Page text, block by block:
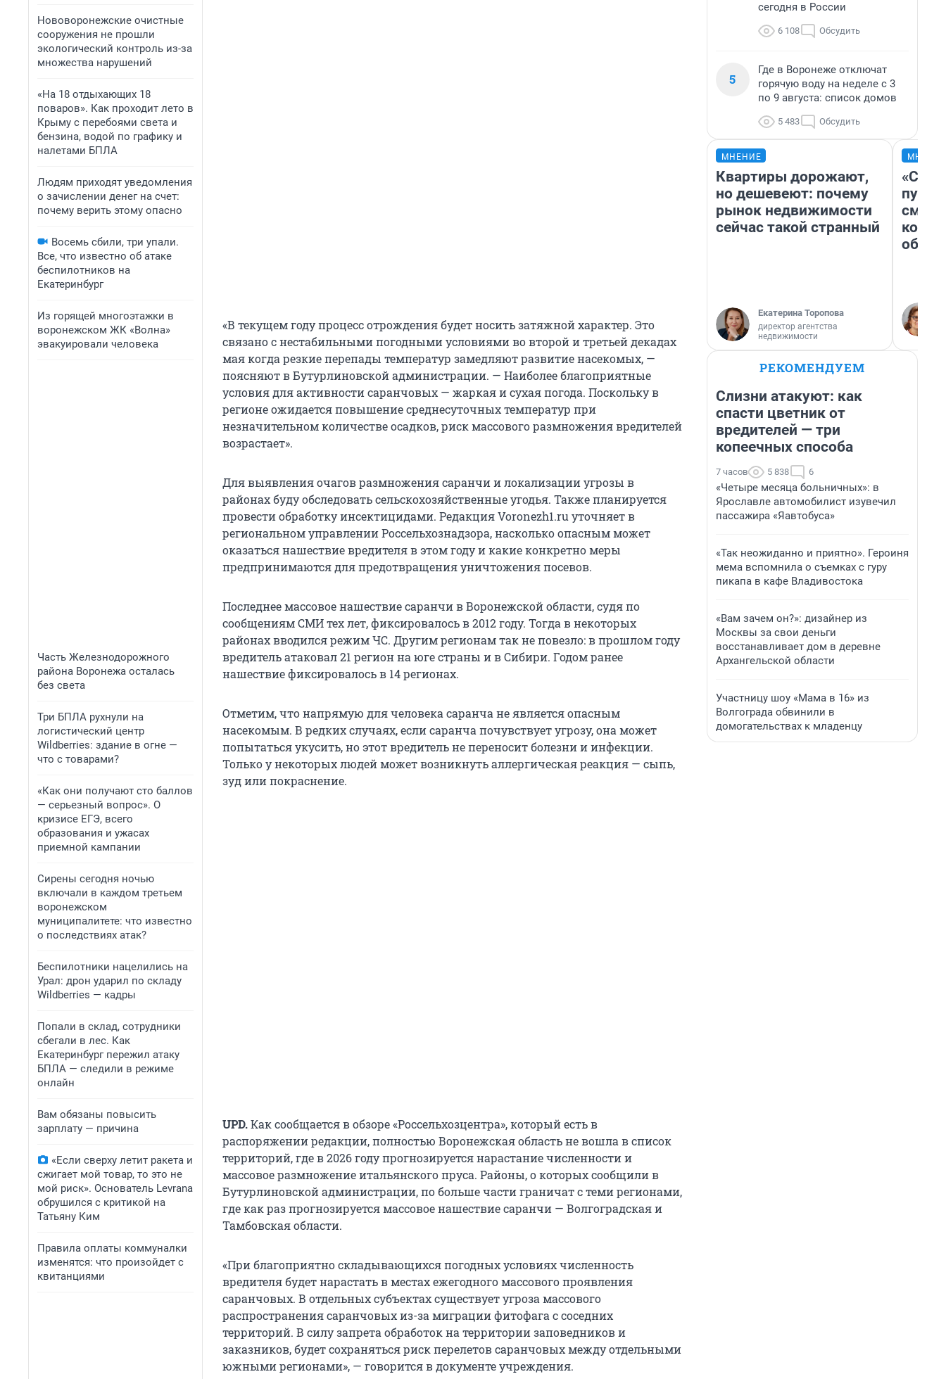
Нововоронежские очистные
сооружения не прошли
экологический контроль из-за
множества нарушений
«На 18 отдыхающих 18
поваров». Как проходит лето в
Крыму с перебоями света и
бензина, водой по графику и
налетами БПЛА
Людям приходят уведомления
о зачислении денег на счет:
почему верить этому опасно
Восемь сбили, три упали.
Все, что известно об атаке
беспилотников на
Екатеринбург
Из горящей многоэтажки в
воронежском ЖК «Волна»
эвакуировали человека
Часть Железнодорожного
района Воронежа осталась
без света
Три БПЛА рухнули на
логистический центр
Wildberries: здание в огне —
что с товарами?
«Как они получают сто баллов
— серьезный вопрос». О
кризисе ЕГЭ, всего
образования и ужасах
приемной кампании
Сирены сегодня ночью
включали в каждом третьем
воронежском
муниципалитете: что известно
о последствиях атак?
Беспилотники нацелились на
Урал: дрон ударил по складу
Wildberries — кадры
Попали в склад, сотрудники
сбегали в лес. Как
Екатеринбург пережил атаку
БПЛА — следили в режиме
онлайн
Вам обязаны повысить
зарплату — причина
«Если сверху летит ракета и
сжигает мой товар, то это не
мой риск». Основатель Levrana
обрушился с критикой на
Татьяну Ким
Правила оплаты коммуналки
изменятся: что произойдет с
квитанциями
«В текущем году процесс отрождения будет носить затяжной характер. Это
связано с нестабильными погодными условиями во второй и третьей декадах
мая когда резкие перепады температур замедляют развитие насекомых, —
поясняют в Бутурлиновской администрации. — Наиболее благоприятные
условия для активности саранчовых — жаркая и сухая погода. Поскольку в
регионе ожидается повышение среднесуточных температур при
незначительном количестве осадков, риск массового размножения вредителей
возрастает».
Для выявления очагов размножения саранчи и локализации угрозы в
районах буду обследовать сельскохозяйственные угодья. Также планируется
провести обработку инсектицидами. Редакция Voronezh1.ru уточняет в
региональном управлении Россельхознадзора, насколько опасным может
оказаться нашествие вредителя в этом году и какие конкретно меры
предпринимаются для предотвращения уничтожения посевов.
Последнее массовое нашествие саранчи в Воронежской области, судя по
сообщениям СМИ тех лет, фиксировалось в 2012 году. Тогда в некоторых
районах вводился режим ЧС. Другим регионам так не повезло: в прошлом году
вредитель атаковал 21 регион на юге страны и в Сибири. Годом ранее
нашествие фиксировалось в 14 регионах.
Отметим, что напрямую для человека саранча не является опасным
насекомым. В редких случаях, если саранча почувствует угрозу, она может
попытаться укусить, но этот вредитель не переносит болезни и инфекции.
Только у некоторых людей может возникнуть аллергическая реакция — сыпь,
зуд или покраснение.
UPD.Как сообщается в обзоре «Россельхозцентра», который есть в
распоряжении редакции, полностью Воронежская область не вошла в список
территорий, где в 2026 году прогнозируется нарастание численности и
массовое размножение итальянского пруса. Районы, о которых сообщили в
Бутурлиновской администрации, по больше части граничат с теми регионами,
где как раз прогнозируется массовое нашествие саранчи — Волгоградская и
Тамбовская области.
«При благоприятно складывающихся погодных условиях численность
вредителя будет нарастать в местах ежегодного массового проявления
саранчовых. В отдельных субъектах существует угроза массового
распространения саранчовых из-за миграции фитофага с соседних
территорий. В силу запрета обработок на территории заповедников и
заказников, будет сохраняться риск перелетов саранчовых между отдельными
южными регионами», — говорится в документе учреждения.
сегодня в России
6 108 Обсудить
5
Где в Воронеже отключат
горячую воду на неделе с 3
по 9 августа: список домов
5 483 Обсудить
МНЕНИЕ
Квартиры дорожают,
но дешевеют: почему
рынок недвижимости
сейчас такой странный
Екатерина Торопова
директор агентства
недвижимости
РЕКОМЕНДУЕМ
Слизни атакуют: как
спасти цветник от
вредителей — три
копеечных способа
7 часов 5 838 6
«Четыре месяца больничных»: в
Ярославле автомобилист изувечил
пассажира «Яавтобуса»
«Так неожиданно и приятно». Героиня
мема вспомнила о съемках с гуру
пикапа в кафе Владивостока
«Вам зачем он?»: дизайнер из
Москвы за свои деньги
восстанавливает дом в деревне
Архангельской области
Участницу шоу «Мама в 16» из
Волгограда обвинили в
домогательствах к младенцу